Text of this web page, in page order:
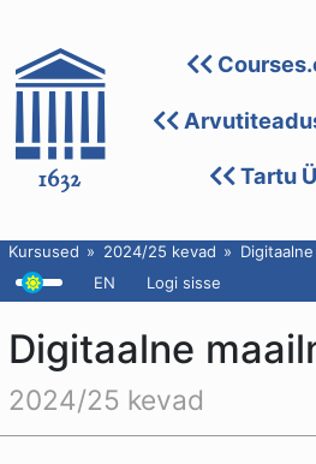
Tartu
Kursused 2024/25 kevad
EN
Logi sisse
Digitaalne
2024/25 kevad